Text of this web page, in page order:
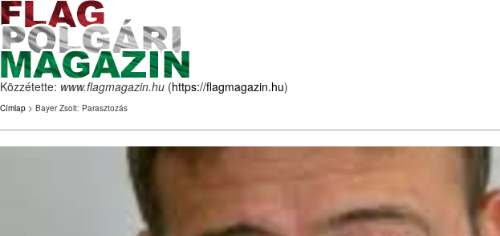
Közzétette: www.flagmagazin.hu (https://flagmagazin.hu)
Címlap > Bayer Zsolt: Parasztozás